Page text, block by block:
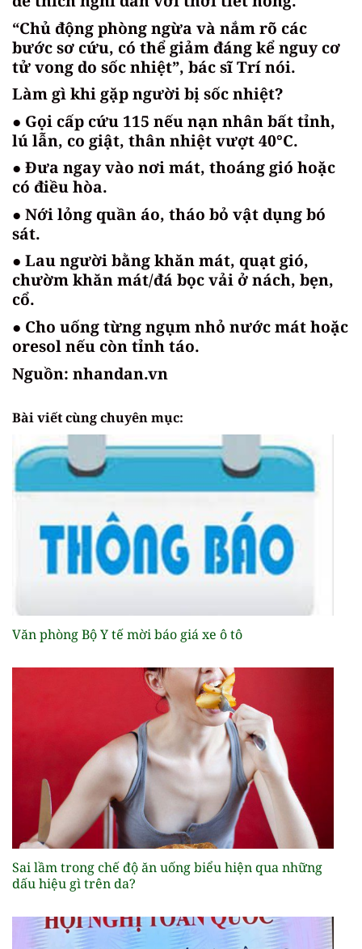
“Chủ động phòng ngừa và nắm rõ các
bước sơ cứu, có thể giảm đáng kể nguy cơ
tử vong do sốc nhiệt”, bác sĩ Trí nói.
Làm gì khi gặp người bị sốc nhiệt?
● Gọi cấp cứu 115 nếu nạn nhân bất tỉnh,
lú lẫn, co giật, thân nhiệt vượt 40°C.
● Đưa ngay vào nơi mát, thoáng gió hoặc
có điều hòa.
● Nới lỏng quần áo, tháo bỏ vật dụng bó
sát.
● Lau người bằng khăn mát, quạt gió,
chườm khăn mát/đá bọc vải ở nách, bẹn,
cổ.
● Cho uống từng ngụm nhỏ nước mát hoặc
oresol nếu còn tỉnh táo.
Nguồn: nhandan.vn
Bài viết cùng chuyên mục:
Văn phòng Bộ Y tế mời báo giá xe ô tô
Sai lầm trong chế độ ăn uống biểu hiện qua những
dấu hiệu gì trên da?